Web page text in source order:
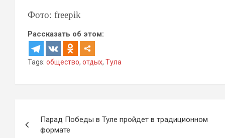
Фото: freepik
Рассказать об этом:
Tags: общество, отдых, Тула
по
Парад Победы в Туле пройдет в традиционном
формате